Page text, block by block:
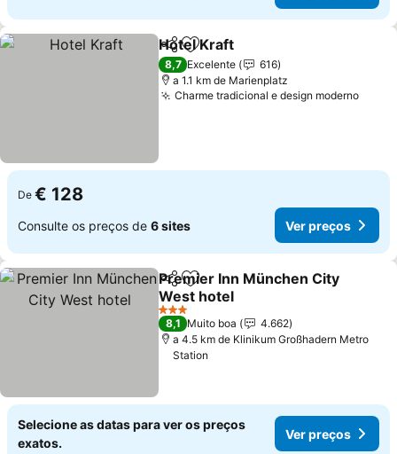
PartilharAdicionar aos favoritos
Hotel Kraft
8,7 Excelente
616
a 1.1 km de Marienplatz
Charme tradicional e design modernoVer
De € 128
Consulte os preços de 6 sites Ver preços
PartilharAdicionar aos favoritos
Premier Inn München City
West hotel
Ver preços
3 Estrelas
8,1 Muito boa
4.662
a 4.5 km de Klinikum Großhadern Metro
Station
Selecione as datas para ver os preços
exatos.
Ver preços